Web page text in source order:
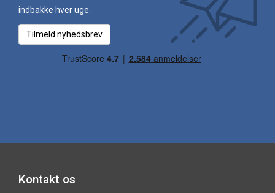
indbakke hver uge.
Tilmeld nyhedsbrev
Kontakt os